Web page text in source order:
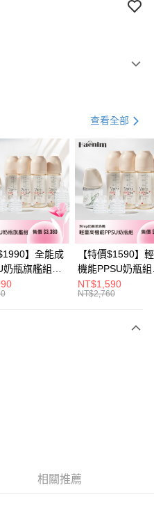
21家銀行
第一商業銀行
彰化商業銀行
台北富邦商業銀行
兆豐國際商業銀行
台中商業銀行
華泰商業銀行
遠東國際商業銀行
21家銀行
第一商業銀行
彰化商業銀行
台北富邦商業銀行
兆豐國際商業銀行
台中商業銀行
華泰商業銀行
成立後會自動跳轉到大哥付的交易
數、繳款截止日，確認付款後即完
。
查看全部
】全能成
奶瓶旗艦組
瓶
玻璃奶瓶
【特價$1590】
機能PPSU奶瓶組
(PPSU奶瓶
250ml*4+玻璃奶
NT$1,590
NT$2,760
相關推薦